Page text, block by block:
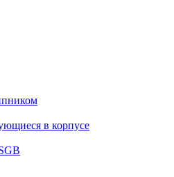
в корпусе